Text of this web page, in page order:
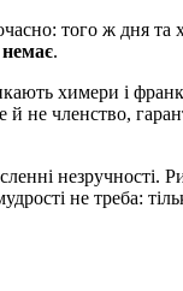
того ж дня та
немає.
химери і
членство,
незручності.
не треба: